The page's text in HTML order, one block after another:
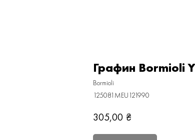
Графин Bormioli
Bormioli
125081MEU121990
305,00 ₴